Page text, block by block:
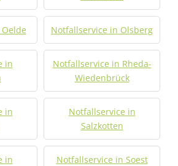
Notfallservice in Olsberg
in
Notfallservice in Rheda-
Wiedenbrück
in
Notfallservice in
Salzkotten
in
Notfallservice in Soest